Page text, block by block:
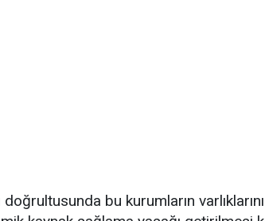
bu kurumların